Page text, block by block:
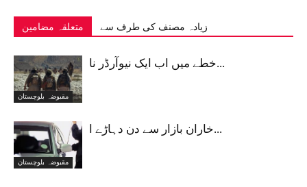
متعلقہ مضامین زیادہ مصنف کی طرف سے
مقبوضہ بلوچستان
خطے میں اب ایک نیوآرڈر نا...
مقبوضہ بلوچستان
خاران بازار سے دن دہاڑے ا...